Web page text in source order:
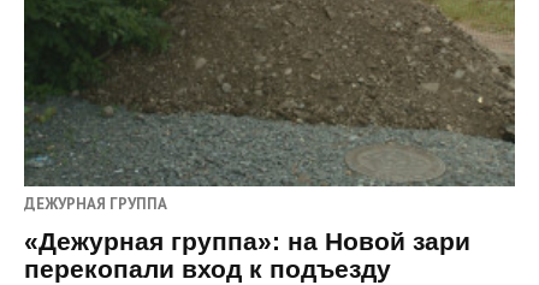
ДЕЖУРНАЯ ГРУППА
«Дежурная группа»: на Новой зари
перекопали вход к подъезду